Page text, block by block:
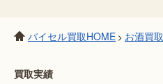
バイセル買取HOME > お酒買取
買取実績